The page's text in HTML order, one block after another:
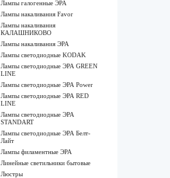
Лампы галогенные ЭРА
Лампы накаливания Favor
Лампы накаливания
КАЛАШНИКОВО
Лампы накаливания ЭРА
Лампы светодиодные KODAK
Лампы светодиодные ЭРА GREEN
LINE
Лампы светодиодные ЭРА Power
Лампы светодиодные ЭРА RED
LINE
Лампы светодиодные ЭРА
STANDART
Лампы светодиодные ЭРА Белт-
Лайт
Лампы филаментные ЭРА
Линейные светильники бытовые
Люстры